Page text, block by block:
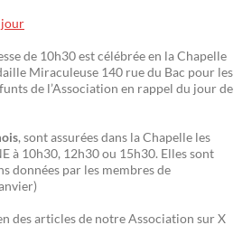
jour
de 10h30 est célébrée en la Chapelle
Miraculeuse 140 rue du Bac pour les
de l’Association en rappel du jour de
, sont assurées dans la Chapelle les
à 10h30, 12h30 ou 15h30. Elles sont
données par les membres de
des articles de notre Association sur X